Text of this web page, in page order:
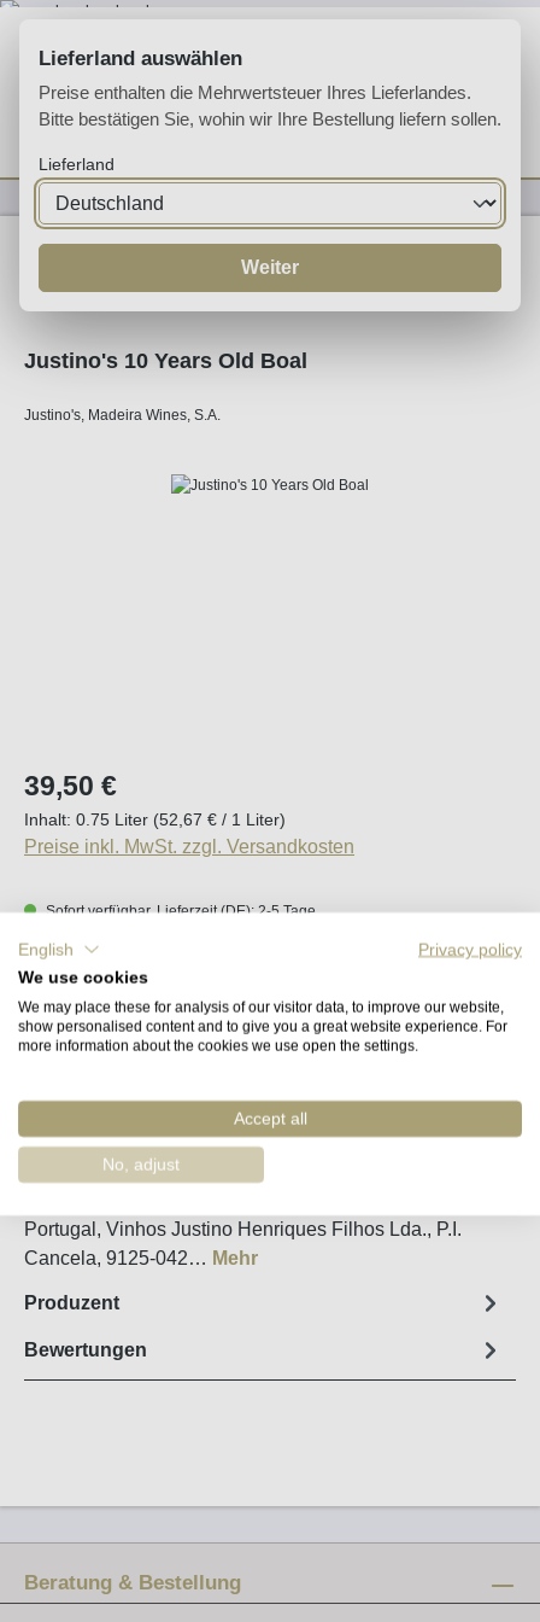
Du hast 0
Likörweine
Justino's 10 Years Old Boal
Justino's, Madeira Wines, S.A.
Bildergalerie überspringen
Regulärer Preis:
39,50 €
Inhalt: 0.75 Liter (52,67 € / 1 Liter)
Preise inkl. MwSt. zzgl. Versandkosten
Sofort verfügbar, Lieferzeit (DE): 2-5 Tage
Produkt Anzahl: Gib den gewünschten
Steckbrief
Portugal, Vinhos Justino Henriques Filhos Lda., P.I.
Cancela, 9125-042… Mehr
Produzent
Bewertungen
Beratung & Bestellung
Lieferland auswählen
Preise enthalten die Mehrwertsteuer Ihres Lieferlandes.
Bitte bestätigen Sie, wohin wir Ihre Bestellung liefern sollen.
Lieferland
Weiter
English
Privacy policy
We use cookies
We may place these for analysis of our visitor data, to improve our website,
show personalised content and to give you a great website experience. For
more information about the cookies we use open the settings.
Accept all
No, adjust